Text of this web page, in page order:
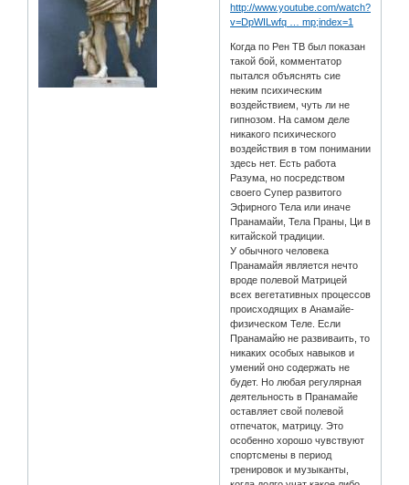
http://www.youtube.com/watch?
v=DpWILwfq … mp;index=1
Когда по Рен ТВ был показан
такой бой, комментатор
пытался объяснять сие
неким психическим
воздействием, чуть ли не
гипнозом. На самом деле
никакого психического
воздействия в том понимании
здесь нет. Есть работа
Разума, но посредством
своего Супер развитого
Эфирного Тела или иначе
Пранамайи, Тела Праны, Ци в
китайской традиции.
У обычного человека
Пранамайя является нечто
вроде полевой Матрицей
всех вегетативных процессов
происходящих в Анамайе-
физическом Теле. Если
Пранамайю не развиваить, то
никаких особых навыков и
умений оно содержать не
будет. Но любая регулярная
деятельность в Пранамайе
оставляет свой полевой
отпечаток, матрицу. Это
особенно хорошо чувствуют
спортсмены в период
тренировок и музыканты,